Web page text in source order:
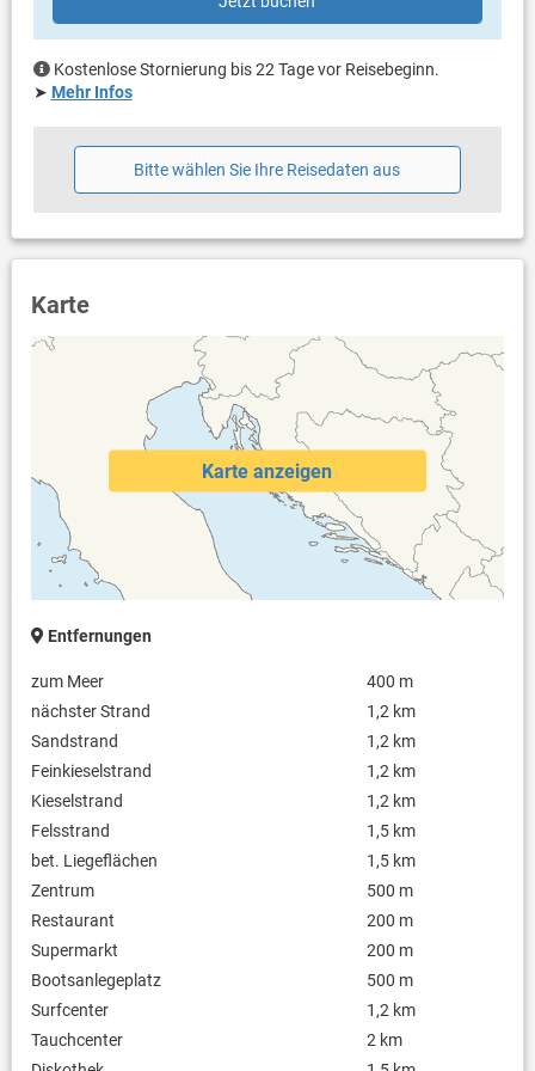
Eigentümer lebt im gleichen Haus
Bettwäsche vorhanden
Handtücher vorhanden
Internet per WLAN
Kostenlose Stornierung bis 22 Tage vor Reisebeginn.
➤ Mehr Infos
Bitte wählen Sie Ihre Reisedaten aus
Karte
Karte anzeigen
Entfernungen
zum Meer
400 m
nächster Strand
1,2 km
Sandstrand
1,2 km
Feinkieselstrand
1,2 km
Kieselstrand
1,2 km
Felsstrand
1,5 km
bet. Liegeflächen
1,5 km
Zentrum
500 m
Restaurant
200 m
Supermarkt
200 m
Bootsanlegeplatz
500 m
Surfcenter
1,2 km
Tauchcenter
2 km